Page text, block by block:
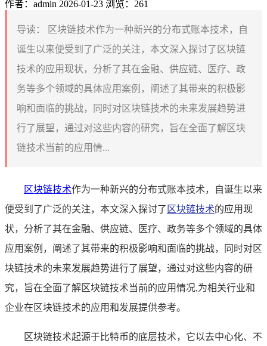
作者：admin 2026-01-23 浏览：261
导读：
区块链技术作为一种新兴的分布式账本技术，自
诞生以来便受到了广泛的关注，本文深入探讨了区块链
技术的应用现状，分析了其在金融、供应链、医疗、政
务等多个领域的具体应用案例，阐述了其带来的积极影
响和面临的挑战，同时对区块链技术的未来发展趋势进
行了展望，通过对这些内容的研究，旨在全面了解区块
链技术当前的应用情...
区块链技术作为一种新兴的分布式账本技术，自诞生以来
便受到了广泛的关注，本文深入探讨了 区块链技术的应用现
状，分析了其在金融、供应链、医疗、政务等多个领域的具体
应用案例，阐述了其带来的积极影响和面临的挑战，同时对区
块链技术的未来发展趋势进行了展望，通过对这些内容的研
究，旨在全面了解区块链技术当前的应用情况,为相关行业和
企业在区块链技术的应用和发展提供参考。
区块链技术起源于比特币的底层技术，它以去中心化、不